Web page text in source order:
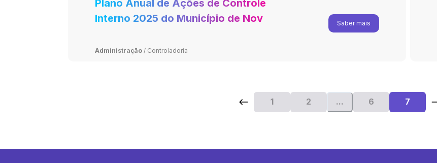
Plano Anual de Ações de Controle
Interno 2025 do Município de Nova
Administração / Controladoria
Saber mais
1 2 ... 6 7